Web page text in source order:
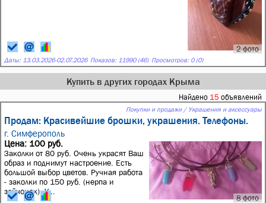
2 фото
Даты: 13.03.2026-02.07.2026 Показов: 11990 (46) Просмотров: 0 (0)
Купить в других городах Крыма
Найдено 15 объявлений
Покупки и продажи / Украшения и аксессуары
Продам: Красивейшие брошки, украшения. Телефоны.
г. Симферополь
8 фото
Цена: 100 руб.
Заколки от 80 руб. Очень украсят Ваш
образ и поднимут настроение. Есть
большой выбор цветов. Ручная работа
- заколки по 150 руб. (нерпа и
зайчонок). У...